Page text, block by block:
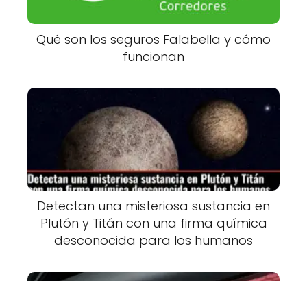
Qué son los seguros Falabella y cómo
funcionan
Detectan una misteriosa sustancia en
Plutón y Titán con una firma química
desconocida para los humanos